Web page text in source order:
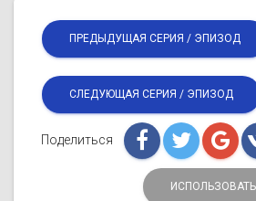
ПРЕДЫДУЩАЯ СЕРИЯ / ЭПИЗОД
СЛЕДУЮЩАЯ СЕРИЯ / ЭПИЗОД
Поделиться